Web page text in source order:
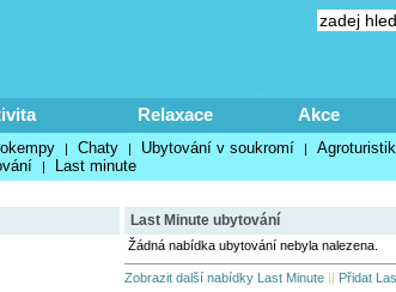
Relaxace Akce
| Chaty | Ubytování v soukromí |
| Last minute
Last Minute ubytování
Žádná nabídka ubytování nebyla nalezena.
Zobrazit další nabídky Last Minute || Přidat